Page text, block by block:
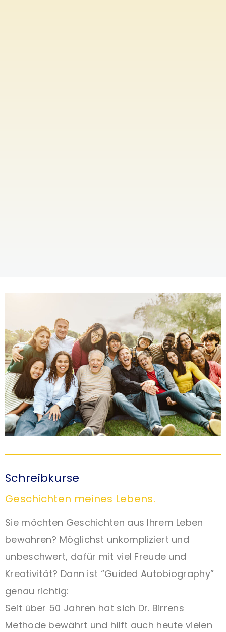
Schreibkurse
Geschichten meines Lebens.
Sie möchten Geschichten aus Ihrem Leben
bewahren? Möglichst unkompliziert und
unbeschwert, dafür mit viel Freude und
Kreativität? Dann ist “Guided Autobiography”
genau richtig:
Seit über 50 Jahren hat sich Dr. Birrens
Methode bewährt und hilft auch heute vielen